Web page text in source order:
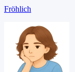
Fröhlich